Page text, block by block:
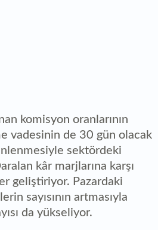
komisyon oranlarının
vadesinin de 30 gün olacak
sektördeki
kâr marjlarına karşı
geliştiriyor. Pazardaki
sayısının artmasıyla
da yükseliyor.